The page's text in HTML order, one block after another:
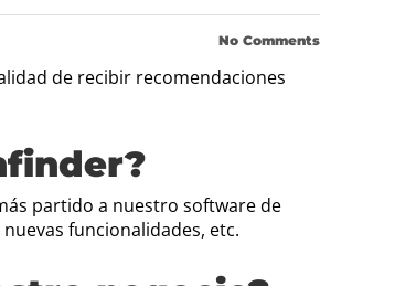
No Comments
de recibir recomendaciones
partido a nuestro software de
funcionalidades, etc.